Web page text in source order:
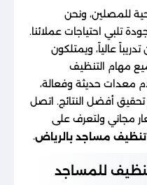
للمصلين، ونحن
تلبي احتياجات عملائنا.
عالياً، ويمتلكون
مهام التنظيف
معدات حديثة وفعالة،
أفضل النتائج. اتصل
مجاني ولتعرف على
تنظيف مساجد بالرياض.
للمساجد